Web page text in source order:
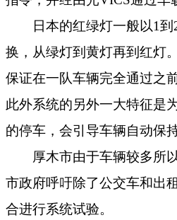
日本的红绿灯一般以1到
换，从绿灯到黄灯再到红灯
保证在一队车辆完全通过之
此外系统的另外一大特征是
的停车，会引导车辆自动保
厚木市由于车辆较多所以
市政府呼吁除了公交车和出
合进行系统试验。